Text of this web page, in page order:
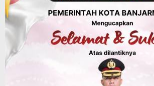
Agustus 9, 2026
Budaya & Pariwisata
Bunda PAUD Banjarmasin
Belajar Sambil Lihat Satwa,
Literasi di Taman Jahri Saleh